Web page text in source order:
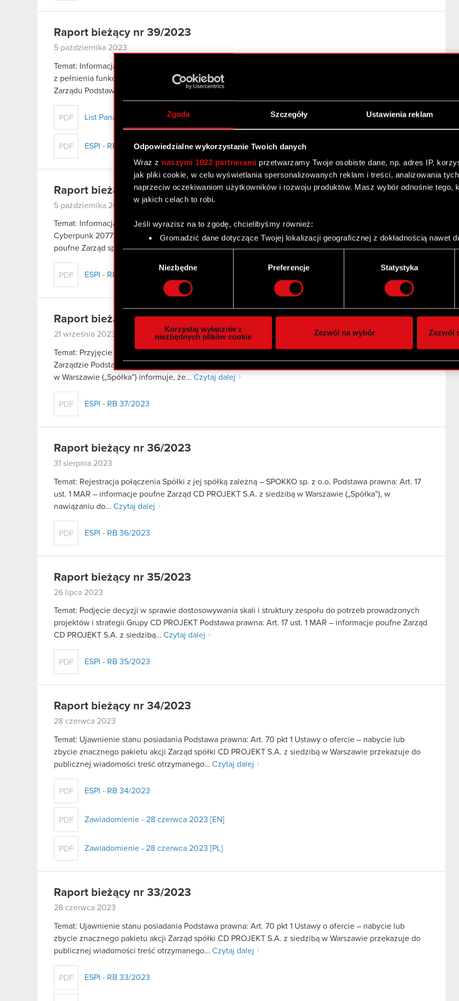
Zgoda Szczegóły Ustawienia reklam
Odpowiedzialne wykorzystanie Twoich danych
Wraz z naszymi 1022 partnerami przetwarzamy Twoje osobiste dane, np. adres IP,
jak pliki cookie, w celu wyświetlania spersonalizowanych reklam i treści, analizowania
naprzeciw oczekiwaniom użytkowników i rozwoju produktów. Masz wybór odnośnie tego,
w jakich celach to robi.
Jeśli wyrazisz na to zgodę, chcielibyśmy również:
Gromadzić dane dotyczące Twojej lokalizacji geograficznej z dokładnością nawet
Identyfikować Twoje urządzenie, aktywnie analizując charakteryzującego je zbiory
Dowiedz się więcej odnośnie tego, jak Twoje osobiste dane są przetwarzane oraz ustaw
szczegółów . W Deklaracji plików cookie możesz zmienić lub wycofać swoją zgodę w
Wykorzystujemy pliki cookie do spersonalizowania treści i reklam, aby oferować funkcje
społecznościowym, reklamowym i analitycznym. Partnerzy mogą połączyć te informacje
otrzymanymi od Ciebie lub uzyskanymi podczas korzystania z ich usług. Kontynuując
zgadasz się na używanie plików cookie.
Niezbędne Preferencje Statystyka
Korzystaj wyłącznie z
niezbędnych plików cookie
Zezwól na wybór Zezwól
Raport bieżący nr 39/2023
5 października 2023
Temat: Informacja o zamiarze przyszłego kandydowania do Rady Nadzorczej Spółki i przyszłej rezygnacji
z pełnienia funkcji Członka Zarządu wraz z decyzją w sprawie zmian ról pełnionych przez Członków
Zarządu Podstawa prawna: Art. 17 ust. 1 MAR –…
PDF List Pana Adama Kicińskiego
PDF ESPI - RB 39/2023
Raport bieżący nr 38/2023
5 października 2023
Temat: Informacja dotycząca danych sprzedażowych oraz budżetu produkcji i promocji dodatku do gry
Cyberpunk 2077: Widmo Wolności (Phantom Liberty) Podstawa prawna: Art. 17 ust. 1 MAR – informacje
poufne Zarząd spółki CD PROJEKT S.A. z…Czytaj dalej
PDF ESPI - RB 38/2023
Raport bieżący nr 37/2023
21 września 2023
Temat: Przyjęcie dodatkowych określeń funkcyjnych w Zarządzie Spółki wraz ze zmianami stanowisk w
Zarządzie Podstawa prawna: Art. 17 ust. 1 MAR – informacje poufne Zarząd CD PROJEKT S.A. z siedzibą
w Warszawie („Spółka”) informuje, że… Czytaj dalej
PDF ESPI - RB 37/2023
Raport bieżący nr 36/2023
31 sierpnia 2023
Temat: Rejestracja połączenia Spółki z jej spółką zależną – SPOKKO sp. z o.o. Podstawa prawna: Art. 17
ust. 1 MAR – informacje poufne Zarząd CD PROJEKT S.A. z siedzibą w Warszawie („Spółka”), w
nawiązaniu do… Czytaj dalej
PDF ESPI - RB 36/2023
Raport bieżący nr 35/2023
26 lipca 2023
Temat: Podjęcie decyzji w sprawie dostosowywania skali i struktury zespołu do potrzeb prowadzonych
projektów i strategii Grupy CD PROJEKT Podstawa prawna: Art. 17 ust. 1 MAR – informacje poufne Zarząd
CD PROJEKT S.A. z siedzibą… Czytaj dalej
PDF ESPI - RB 35/2023
Raport bieżący nr 34/2023
28 czerwca 2023
Temat: Ujawnienie stanu posiadania Podstawa prawna: Art. 70 pkt 1 Ustawy o ofercie – nabycie lub
zbycie znacznego pakietu akcji Zarząd spółki CD PROJEKT S.A. z siedzibą w Warszawie przekazuje do
publicznej wiadomości treść otrzymanego… Czytaj dalej
PDF ESPI - RB 34/2023
PDF Zawiadomienie - 28 czerwca 2023 [EN]
PDF Zawiadomienie - 28 czerwca 2023 [PL]
Raport bieżący nr 33/2023
28 czerwca 2023
Temat: Ujawnienie stanu posiadania Podstawa prawna: Art. 70 pkt 1 Ustawy o ofercie – nabycie lub
zbycie znacznego pakietu akcji Zarząd spółki CD PROJEKT S.A. z siedzibą w Warszawie przekazuje do
publicznej wiadomości treść otrzymanego… Czytaj dalej
PDF ESPI - RB 33/2023